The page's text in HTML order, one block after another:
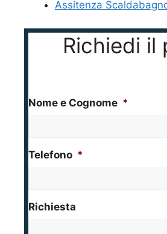
Assitenza
Richiedi il
Nome e Cognome *
Telefono *
Richiesta